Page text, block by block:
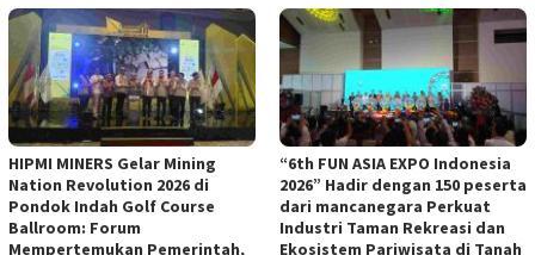
HIPMI MINERS Gelar Mining
Nation Revolution 2026 di
Pondok Indah Golf Course
Ballroom: Forum
Mempertemukan Pemerintah,
“6th FUN ASIA EXPO Indonesia
2026” Hadir dengan 150 peserta
dari mancanegara Perkuat
Industri Taman Rekreasi dan
Ekosistem Pariwisata di Tanah